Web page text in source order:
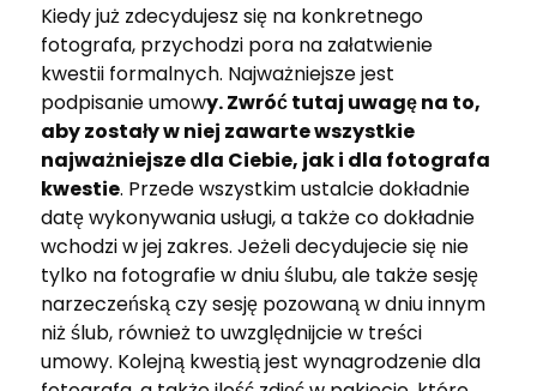
Kiedy już zdecydujesz się na konkretnego
fotografa, przychodzi pora na załatwienie
kwestii formalnych. Najważniejsze jest
podpisanie umowy. Zwróć tutaj uwagę na to,
aby zostały w niej zawarte wszystkie
najważniejsze dla Ciebie, jak i dla fotografa
kwestie. Przede wszystkim ustalcie dokładnie
datę wykonywania usługi, a także co dokładnie
wchodzi w jej zakres. Jeżeli decydujecie się nie
tylko na fotografie w dniu ślubu, ale także sesję
narzeczeńską czy sesję pozowaną w dniu innym
niż ślub, również to uwzględnijcie w treści
umowy. Kolejną kwestią jest wynagrodzenie dla